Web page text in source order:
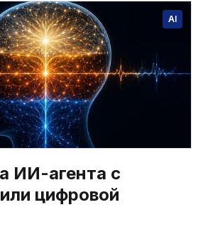
AI
ИИ-агента с
цифровой